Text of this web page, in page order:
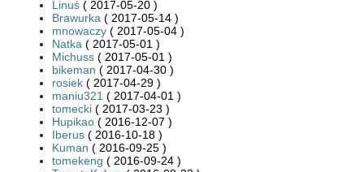
Linuś ( 2017-05-20 )
Brawurka ( 2017-05-14 )
mnowaczy ( 2017-05-04 )
Natka ( 2017-05-01 )
Michuss ( 2017-05-01 )
bikeman ( 2017-04-30 )
rosiek ( 2017-04-29 )
maniu321 ( 2017-04-01 )
tomecki ( 2017-03-23 )
Hupikao ( 2016-12-07 )
Iberus ( 2016-10-18 )
Kuman ( 2016-09-25 )
tomekeng ( 2016-09-24 )